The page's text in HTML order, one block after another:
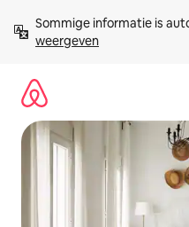
direct
naar
Sommige informatie is
weergeven